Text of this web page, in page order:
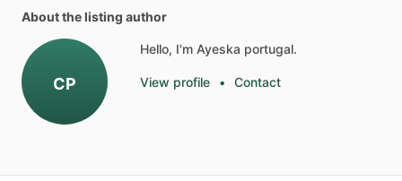
About the listing author
CP
Hello, I'm Ayeska portugal.
View profile • Contact